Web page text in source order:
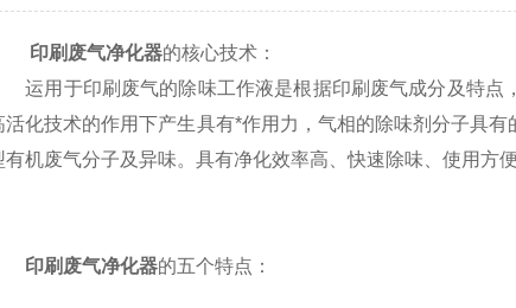
印刷废气净化器的核心技术：
用于印刷废气的除味工作液是根据印刷废气成分及特点
活化技术的作用下产生具有*作用力，气相的除味剂分子具
有机废气分子及异味。具有净化效率高、快速除味、使用方便
印刷废气净化器的五个特点：